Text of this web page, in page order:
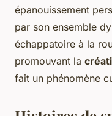
épanouissement
par son ensemble
échappatoire à la
promouvant la
fait un phénomène